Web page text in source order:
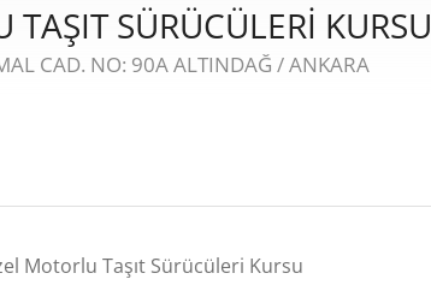
TAŞIT SÜRÜCÜLERİ KURSU
CAD. NO: 90A ALTINDAĞ / ANKARA
Motorlu Taşıt Sürücüleri Kursu